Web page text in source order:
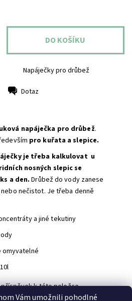
Napáječky pro drůbež
Dotaz
napáječka pro drůbež.
pro kuřata a slepice.
je třeba kalkulovat u
nosných slepic se
a den. Drůbež do vody zanese
nečistot. Je třeba denně
a jiné tekutiny
omyvatelné
k této položce.
Vám umožnili pohodlné